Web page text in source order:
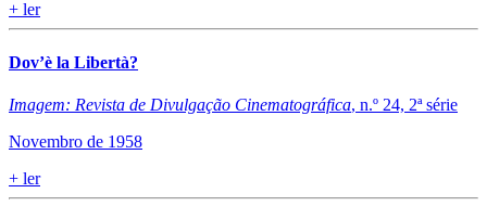
+ ler
Dov’è la Libertà?
Imagem: Revista de Divulgação Cinematográfica, n.º 24, 2ª série
Novembro de 1958
+ ler